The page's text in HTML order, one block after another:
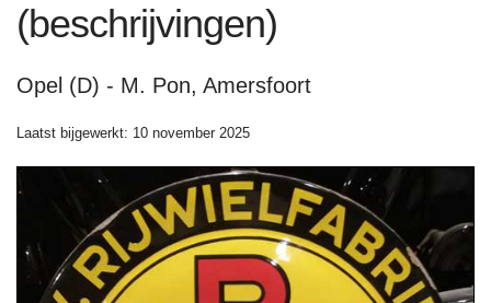
(beschrijvingen)
Opel (D) - M. Pon, Amersfoort
Laatst bijgewerkt: 10 november 2025